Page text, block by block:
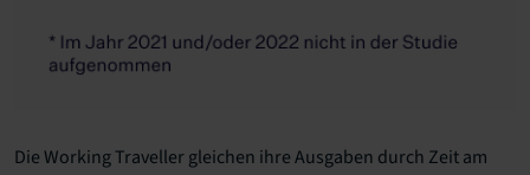
Die Working Traveller gleichen ihre Ausgaben durch Zeit am